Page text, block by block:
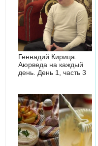
Геннадий Кирица:
Аюрведа на каждый
день. День 1, часть 3